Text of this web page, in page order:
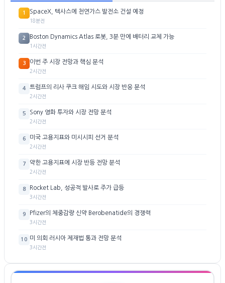
1 SpaceX, 텍사스에 천연가스 발전소 건설 예정
18분전
2 Boston Dynamics Atlas 로봇, 3분 만에 배터리 교체 가능
1시간전
3 이번 주 시장 전망과 핵심 분석
2시간전
4 트럼프의 리사 쿠크 해임 시도와 시장 반응 분석
2시간전
5 Sony 영화 투자와 시장 전망 분석
2시간전
6 미국 고용지표와 미시시피 선거 분석
2시간전
7 약한 고용지표에 시장 반등 전망 분석
2시간전
8 Rocket Lab, 성공적 발사로 주가 급등
3시간전
9 Pfizer의 체중감량 신약 Berobenatide의 경쟁력
3시간전
10 미 의회 러시아 제재법 통과 전망 분석
3시간전